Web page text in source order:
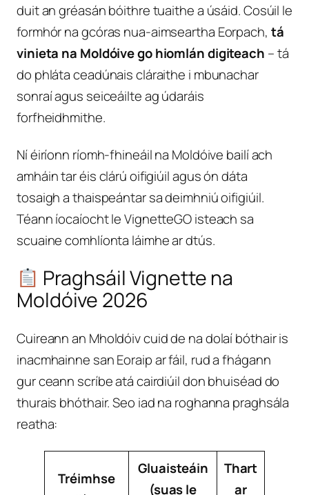
duit an gréasán bóithre tuaithe a úsáid. Cosúil le
formhór na gcóras nua-aimseartha Eorpach, tá
vinieta na Moldóive go hiomlán digiteach – tá
do phláta ceadúnais cláraithe i mbunachar
sonraí agus seiceáilte ag údaráis
forfheidhmithe.
Ní éiríonn ríomh-fhineáil na Moldóive bailí ach
amháin tar éis clárú oifigiúil agus ón dáta
tosaigh a thaispeántar sa deimhniú oifigiúil.
Téann íocaíocht le VignetteGO isteach sa
scuaine comhlíonta láimhe ar dtús.
Praghsáil Vignette na
Moldóive 2026
Cuireann an Mholdóiv cuid de na dolaí bóthair is
inacmhainne san Eoraip ar fáil, rud a fhágann
gur ceann scríbe atá cairdiúil don bhuiséad do
thurais bhóthair. Seo iad na roghanna praghsála
reatha:
Tréimhse
Gluaisteáin
(suas le
Thart
ar